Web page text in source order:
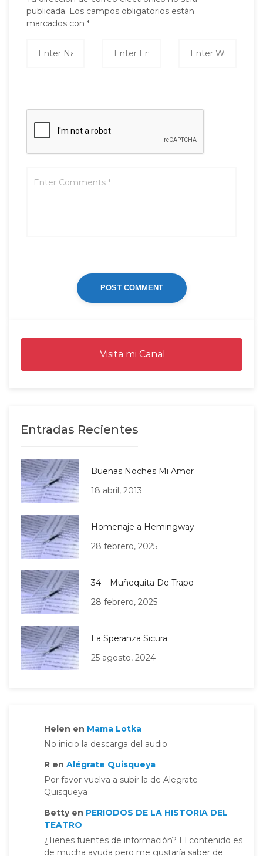
publicada. Los campos obligatorios están
marcados con *
Visita mi Canal
Entradas Recientes
Buenas Noches Mi Amor
18 abril, 2013
Homenaje a Hemingway
28 febrero, 2025
34 – Muñequita De Trapo
28 febrero, 2025
La Speranza Sicura
25 agosto, 2024
Helen en Mama Lotka
No inicio la descarga del audio
R en Alégrate Quisqueya
Por favor vuelva a subir la de Alegrate
Quisqueya
Bettyen PERIODOS DE LA HISTORIA DEL
TEATRO
¿Tienes fuentes de información? El contenido es
de mucha ayuda pero me gustaría saber de